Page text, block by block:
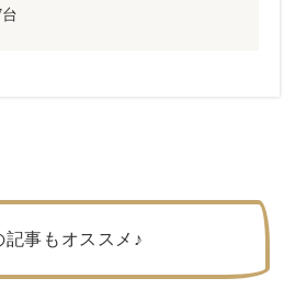
台
記事もオススメ♪